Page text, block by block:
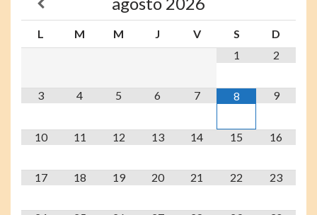
L M M J V S
D
1
2
3 4 5 6 7 8 9
10 11 12 13 14 15 16
17 18 19 20 21 22 23